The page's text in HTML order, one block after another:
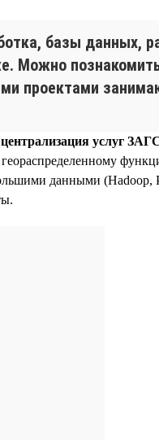
базы данных,
Можно
проектами
централизация услуг
данными (Hadoop,